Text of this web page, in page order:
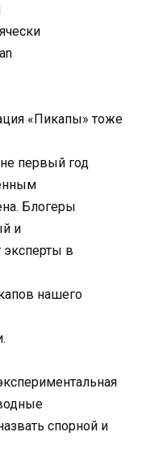
«Пикапы» тоже
первый год
Блогеры
и
эксперты в
нашего
спорной и